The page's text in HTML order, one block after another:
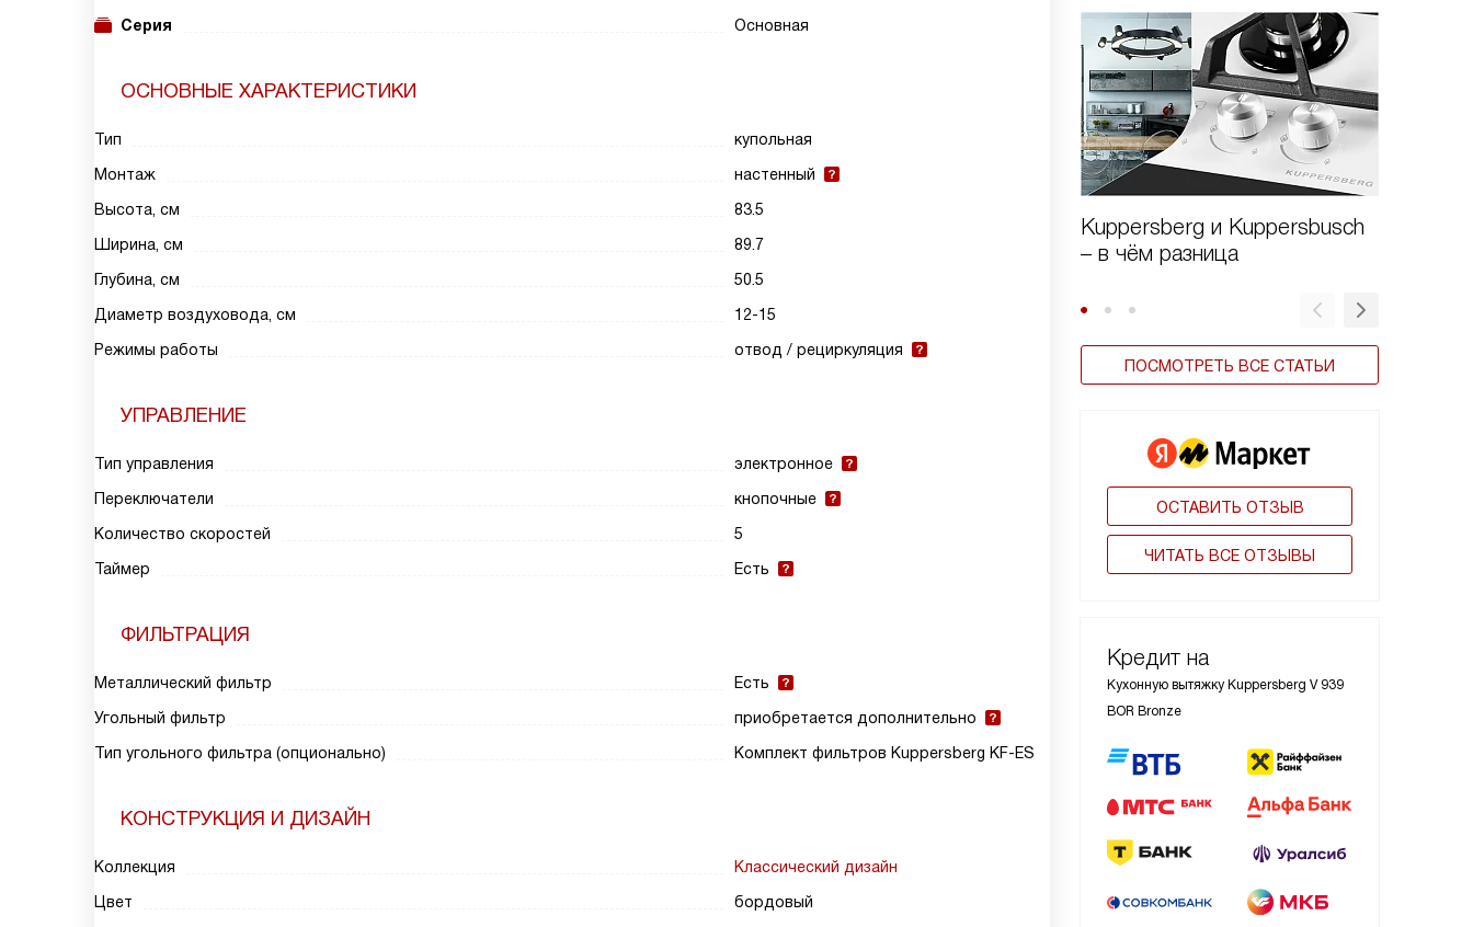
Kuppersberg и Kuppersbusch
– в чём разница
ПОСМОТРЕТЬ ВСЕ СТАТЬИ
ОСТАВИТЬ ОТЗЫВ
ЧИТАТЬ ВСЕ ОТЗЫВЫ
Кредит на
Кухонную вытяжку Kuppersberg V 939
BOR Bronze
Серия
Основная
ОСНОВНЫЕ ХАРАКТЕРИСТИКИ
Тип
купольная
Монтаж
настенный
Высота, см
83.5
Ширина, см
89.7
Глубина, см
50.5
Диаметр воздуховода, см
12-15
Режимы работы
отвод / рециркуляция
УПРАВЛЕНИЕ
Тип управления
электронное
Переключатели
кнопочные
Количество скоростей
5
Таймер
Есть
ФИЛЬТРАЦИЯ
Металлический фильтр
Есть
Угольный фильтр
приобретается дополнительно
Тип угольного фильтра (опционально)
Комплект фильтров Kuppersberg KF-ES
КОНСТРУКЦИЯ И ДИЗАЙН
Коллекция
Классический дизайн
Цвет
бордовый